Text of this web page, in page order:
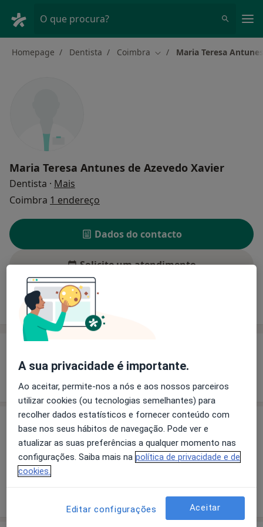
O que procura?
Homepage Dentista Coimbra Mudar de cidade
Maria Teresa
Maria Teresa Antunes de Azevedo Xavier
Dentista · Mais
Coimbra 1 endereço
Dados do contacto
Solicite um atendimento
Experiência
sobre a experiência
Preços
Sem informação sobre serviços e preços
Este especialista ainda não adicionou nenhuma
A sua privacidade é importante.
Ao aceitar, permite-nos a nós e aos nossos parceiros
utilizar cookies (ou tecnologias semelhantes) para
recolher dados estatísticos e fornecer conteúdo com
base nos seus hábitos de navegação. Pode ver e
atualizar as suas preferências a qualquer momento nas
configurações. Saiba mais na política de privacidade e de
cookies.
Editar configurações Aceitar